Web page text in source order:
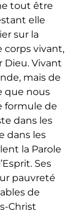
tout être
elle
sur la
corps vivant,
Dieu. Vivant
mais de
que nous
formule de
dans les
dans les
la Parole
Ses
pauvreté
de
Christ